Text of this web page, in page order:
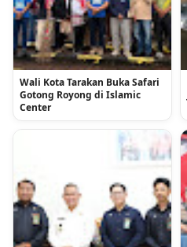
Wali Kota Tarakan Buka Safari
Gotong Royong di Islamic
Center